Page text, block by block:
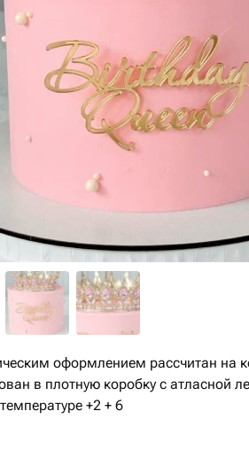
оформлением рассчитан на
в плотную коробку с атласной
+2 + 6